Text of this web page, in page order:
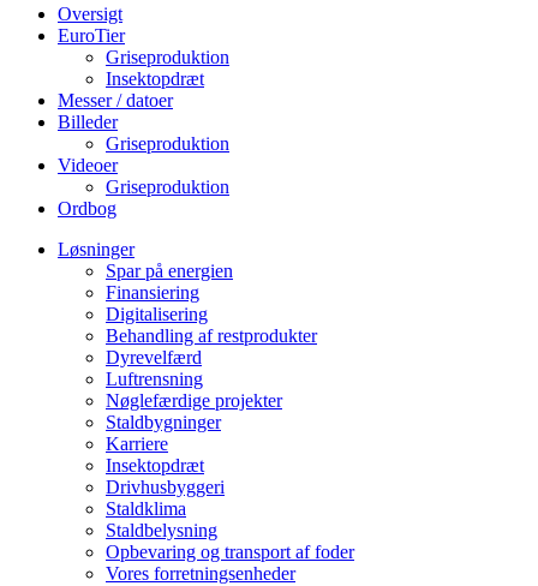
Oversigt
EuroTier
Griseproduktion
Insektopdræt
Messer / datoer
Billeder
Griseproduktion
Videoer
Griseproduktion
Ordbog
Løsninger
Spar på energien
Finansiering
Digitalisering
Behandling af restprodukter
Dyrevelfærd
Luftrensning
Nøglefærdige projekter
Staldbygninger
Karriere
Insektopdræt
Drivhusbyggeri
Staldklima
Staldbelysning
Opbevaring og transport af foder
Vores forretningsenheder